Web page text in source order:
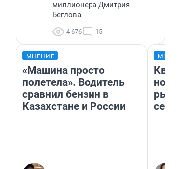
миллионера Дмитрия
Беглова
4 676 15
МНЕНИЕ
«Машина просто
полетела». Водитель
сравнил бензин в
Казахстане и России
но